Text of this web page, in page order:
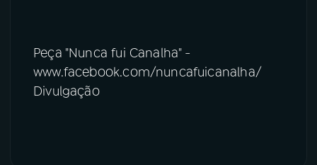
Peça "Nunca fui Canalha" -
www.facebook.com/nuncafuicanalha/
Divulgação